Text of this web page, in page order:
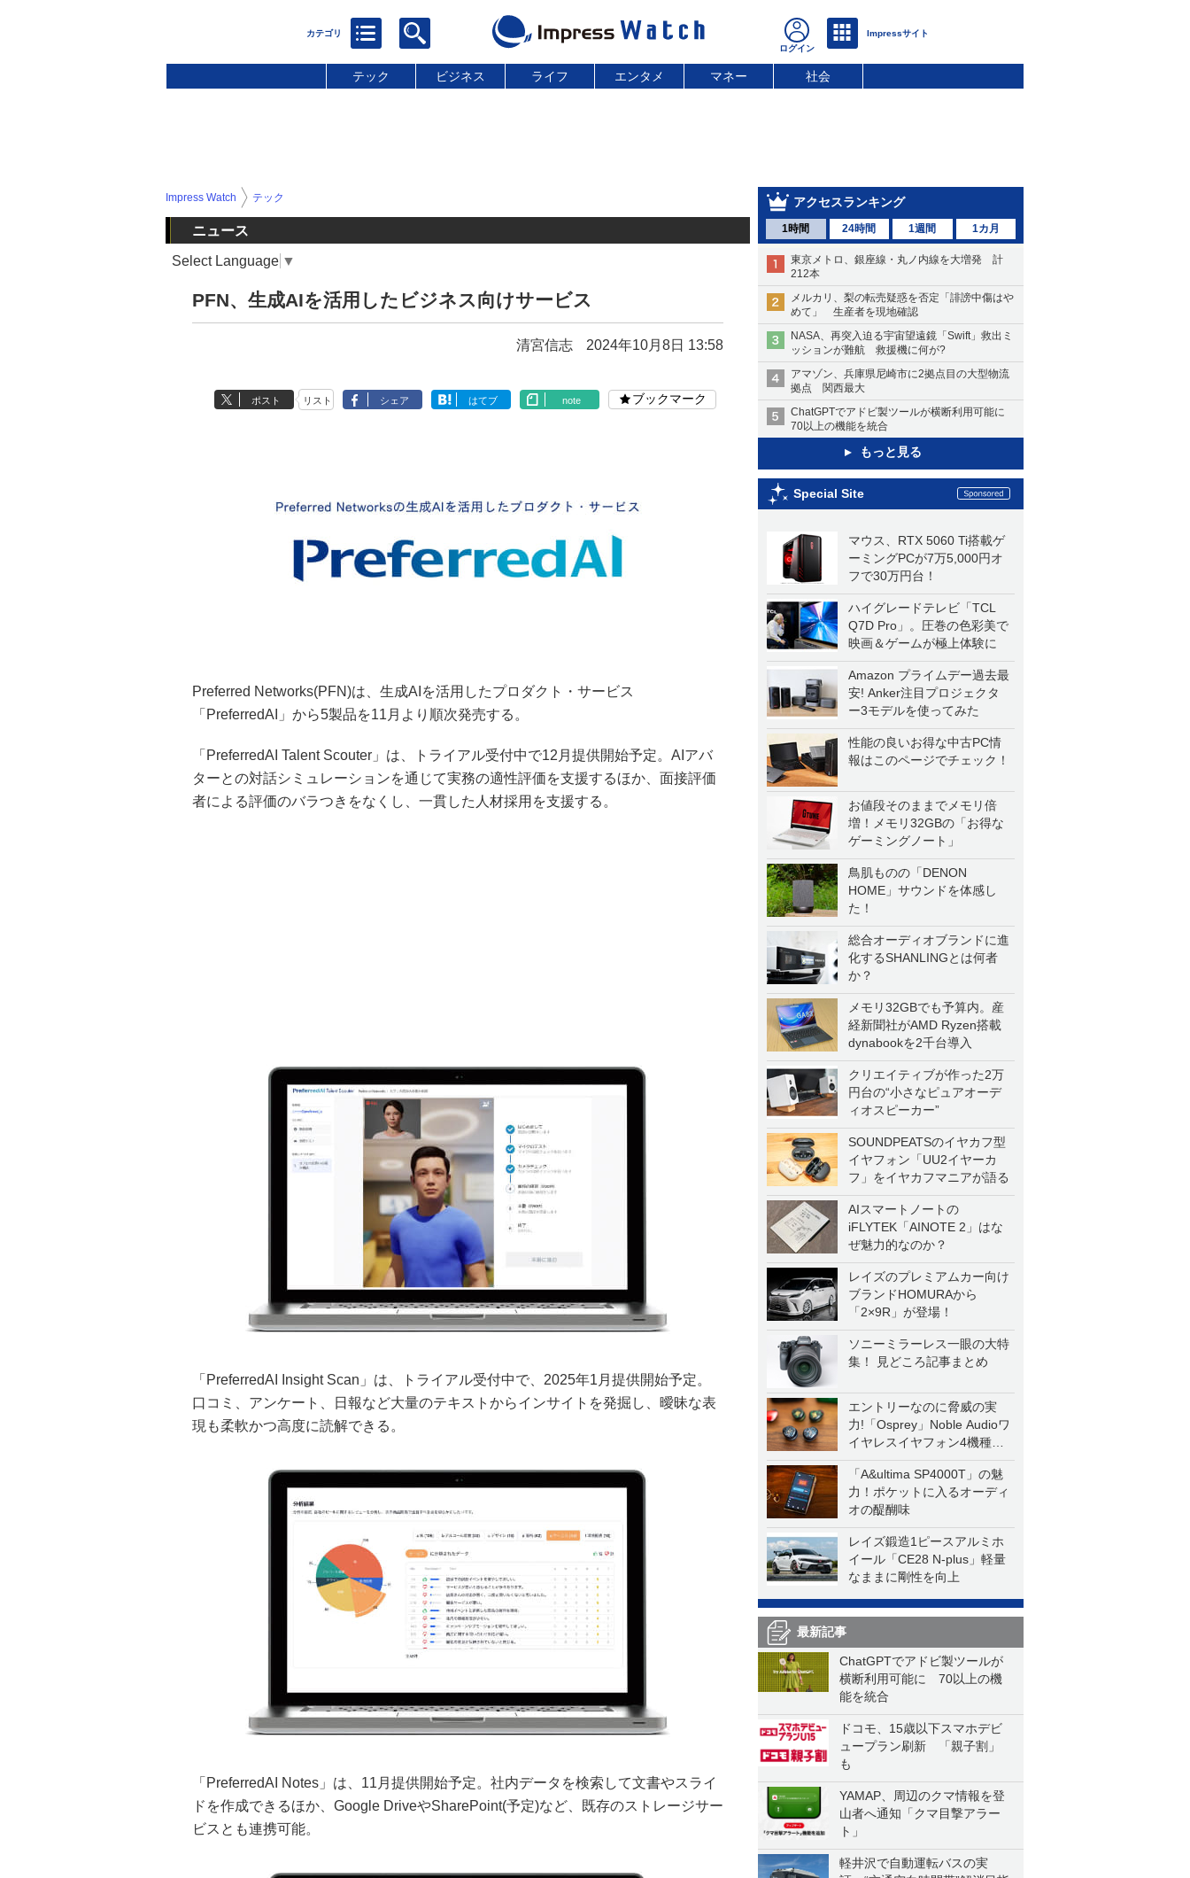
テック ビジネス ライフ エンタメ マネー 社会
アクセスランキング
1時間 24時間 1週間 1カ月
東京メトロ、銀座線・丸ノ内線を大増発 計
212本
メルカリ、梨の転売疑惑を否定「誹謗中傷はや
めて」 生産者を現地確認
NASA、再突入迫る宇宙望遠鏡「Swift」救出ミ
ッションが難航 救援機に何が?
アマゾン、兵庫県尼崎市に2拠点目の大型物流
拠点 関西最大
ChatGPTでアドビ製ツールが横断利用可能に
70以上の機能を統合
もっと見る
Special Site
マウス、RTX 5060 Ti搭載ゲ
ーミングPCが7万5,000円オ
フで30万円台！
ハイグレードテレビ「TCL
Q7D Pro」。圧巻の色彩美で
映画＆ゲームが極上体験に
Amazon プライムデー過去最
安! Anker注目プロジェクタ
ー3モデルを使ってみた
性能の良いお得な中古PC情
報はこのページでチェック！
お値段そのままでメモリ倍
増！メモリ32GBの「お得な
ゲーミングノート」
鳥肌ものの「DENON
HOME」サウンドを体感し
た！
総合オーディオブランドに進
化するSHANLINGとは何者
か？
メモリ32GBでも予算内。産
経新聞社がAMD Ryzen搭載
dynabookを2千台導入
クリエイティブが作った2万
円台の“小さなピュアオーデ
ィオスピーカー”
SOUNDPEATSのイヤカフ型
イヤフォン「UU2イヤーカ
フ」をイヤカフマニアが語る
AIスマートノートの
iFLYTEK「AINOTE 2」はな
ぜ魅力的なのか？
レイズのプレミアムカー向け
ブランドHOMURAから
「2×9R」が登場！
ソニーミラーレス一眼の大特
集！ 見どころ記事まとめ
エントリーなのに脅威の実
力!「Osprey」Noble Audioワ
イヤレスイヤフォン4機種を
一気に聴く
「A&ultima SP4000T」の魅
力！ポケットに入るオーディ
オの醍醐味
レイズ鍛造1ピースアルミホ
イール「CE28 N-plus」軽量
なままに剛性を向上
最新記事
ChatGPTでアドビ製ツールが
横断利用可能に 70以上の機
能を統合
ドコモ、15歳以下スマホデビ
ュープラン刷新 「親子割」
も
YAMAP、周辺のクマ情報を登
山者へ通知「クマ目撃アラー
ト」
軽井沢で自動運転バスの実
Impress Watch テック
ニュース
Select Language ▼
PFN、生成AIを活用したビジネス向けサービス
清宮信志 2024年10月8日 13:58
ポスト リスト シェア はてブ note ブックマーク
Preferred Networks(PFN)は、生成AIを活用したプロダクト・サービス
「PreferredAI」から5製品を11月より順次発売する。
「PreferredAI Talent Scouter」は、トライアル受付中で12月提供開始予定。AIアバ
ターとの対話シミュレーションを通じて実務の適性評価を支援するほか、面接評価
者による評価のバラつきをなくし、一貫した人材採用を支援する。
「PreferredAI Insight Scan」は、トライアル受付中で、2025年1月提供開始予定。
口コミ、アンケート、日報など大量のテキストからインサイトを発掘し、曖昧な表
現も柔軟かつ高度に読解できる。
「PreferredAI Notes」は、11月提供開始予定。社内データを検索して文書やスライ
ドを作成できるほか、Google DriveやSharePoint(予定)など、既存のストレージサー
ビスとも連携可能。